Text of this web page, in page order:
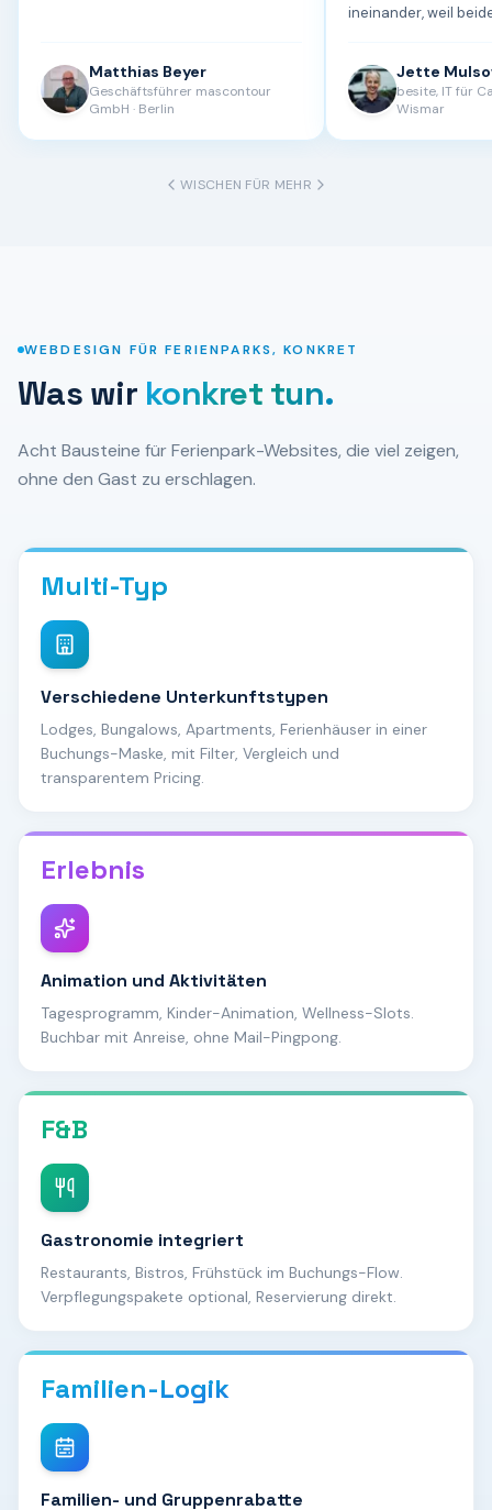
Matthias Beyer
Geschäftsführer mascontour
GmbH · Berlin
ineinander, weil
Jette
besite, IT für
Wismar
WISCHEN FÜR MEHR
WEBDESIGN FÜR FERIENPARKS, KONKRET
Was wir konkret tun.
Acht Bausteine für Ferienpark-Websites, die viel zeigen,
ohne den Gast zu erschlagen.
Multi-Typ
Verschiedene Unterkunftstypen
Lodges, Bungalows, Apartments, Ferienhäuser in einer
Buchungs-Maske, mit Filter, Vergleich und
transparentem Pricing.
Erlebnis
Animation und Aktivitäten
Tagesprogramm, Kinder-Animation, Wellness-Slots.
Buchbar mit Anreise, ohne Mail-Pingpong.
F&B
Gastronomie integriert
Restaurants, Bistros, Frühstück im Buchungs-Flow.
Verpflegungspakete optional, Reservierung direkt.
Familien-Logik
Familien- und Gruppenrabatte